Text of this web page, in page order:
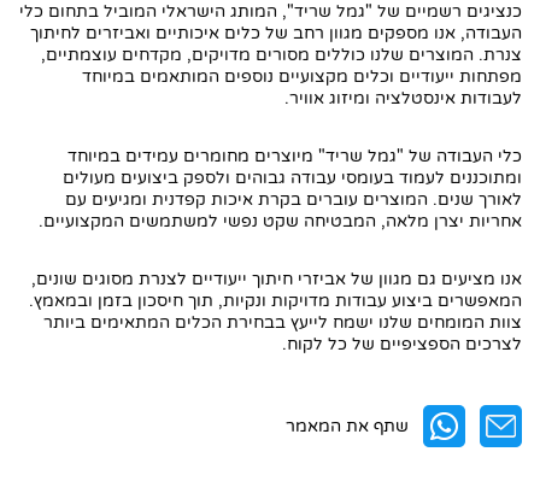
כנציגים רשמיים של "גמל שריד", המותג הישראלי המוביל בתחום כלי
העבודה, אנו מספקים מגוון רחב של כלים איכותיים ואביזרים לחיתוך
צנרת. המוצרים שלנו כוללים מסורים מדויקים, מקדחים עוצמתיים,
מפתחות ייעודיים וכלים מקצועיים נוספים המותאמים במיוחד
לעבודות אינסטלציה ומיזוג אוויר.
כלי העבודה של "גמל שריד" מיוצרים מחומרים עמידים במיוחד
ומתוכננים לעמוד בעומסי עבודה גבוהים ולספק ביצועים מעולים
לאורך שנים. המוצרים עוברים בקרת איכות קפדנית ומגיעים עם
אחריות יצרן מלאה, המבטיחה שקט נפשי למשתמשים המקצועיים.
אנו מציעים גם מגוון של אביזרי חיתוך ייעודיים לצנרת מסוגים שונים,
המאפשרים ביצוע עבודות מדויקות ונקיות, תוך חיסכון בזמן ובמאמץ.
צוות המומחים שלנו ישמח לייעץ בבחירת הכלים המתאימים ביותר
לצרכים הספציפיים של כל לקוח.
שתף את המאמר